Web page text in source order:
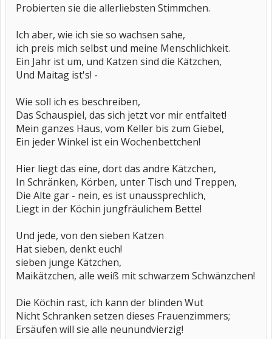
Probierten sie die allerliebsten Stimmchen.
Ich aber, wie ich sie so wachsen sahe,
ich preis mich selbst und meine Menschlichkeit.
Ein Jahr ist um, und Katzen sind die Kätzchen,
Und Maitag ist's! -
Wie soll ich es beschreiben,
Das Schauspiel, das sich jetzt vor mir entfaltet!
Mein ganzes Haus, vom Keller bis zum Giebel,
Ein jeder Winkel ist ein Wochenbettchen!
Hier liegt das eine, dort das andre Kätzchen,
In Schränken, Körben, unter Tisch und Treppen,
Die Alte gar - nein, es ist unaussprechlich,
Liegt in der Köchin jungfräulichem Bette!
Und jede, von den sieben Katzen
Hat sieben, denkt euch!
sieben junge Kätzchen,
Maikätzchen, alle weiß mit schwarzem Schwänzchen!
Die Köchin rast, ich kann der blinden Wut
Nicht Schranken setzen dieses Frauenzimmers;
Ersäufen will sie alle neunundvierzig!